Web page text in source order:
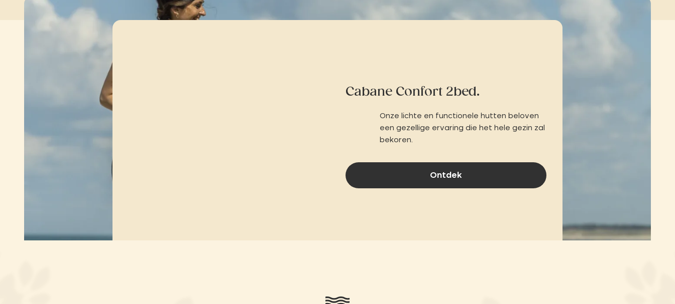
Cabane Confort 2bed.
Onze lichte en functionele hutten beloven
een gezellige ervaring die het hele gezin zal
bekoren.
Ontdek